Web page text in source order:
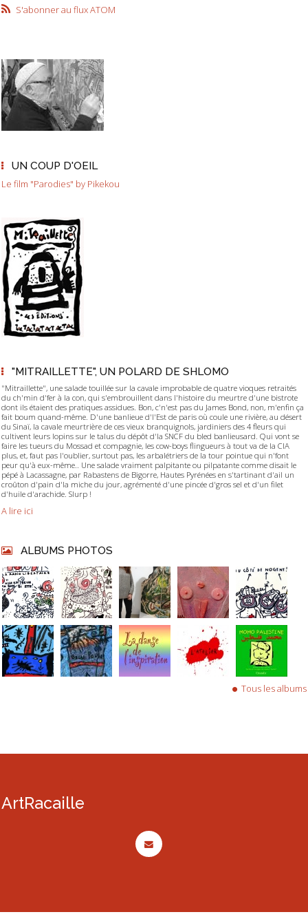
S'abonner au flux ATOM
UN COUP D'OEIL
Le film "Parodies" by Pikekou
"MITRAILLETTE", UN POLARD DE SHLOMO
"Mitraillette", une salade touillée sur la cavale improbable de quatre vioques retraités
du ch'min d'fer à la con, qui s'embrouillent dans l'histoire du meurtre d'une bistrote
dont ils étaient des pratiques assidues. Bon, c'n'est pas du James Bond, non, m'enfin ça
fait boum quand-même. D'une banlieue d'l'Est de paris où coule une rivière, au désert
du Sinaï, la cavale meurtrière de ces vieux branquignols, jardiniers des 4 fleurs qui
cultivent leurs lopins sur le talus du dépôt d'la SNCF du bled banlieusard. Qui vont se
faire les tueurs du Mossad et compagnie, les cow-boys flingueurs à tout va de la CIA
plus, et, faut pas l'oublier, surtout pas, les arbalétriers de la tour pointue qui n'font
peur qu'à eux-même.. Une salade vraiment palpitante ou pilpatante comme disait le
pépé à Lacassagne, par Rabastens de Bigorre, Hautes Pyrénées en s'tartinant d'ail un
croûton d'pain d'la miche du jour, agrémenté d'une pincée d'gros sel et d'un filet
d'huile d'arachide. Slurp !
A lire ici
ALBUMS PHOTOS
Tous les albums
ArtRacaille